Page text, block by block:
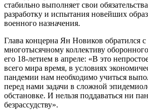
стабильно выполняет свои
разработку и испытания новейших
военного назначения.
Глава концерна Ян Новиков обратился
многотысячному коллективу
его 18-летием в апреле: «В это
всего мира время, в условиях
пандемии нам необходимо учиться
перед нами задачи в сложной
обстановке. И нельзя поддаваться ни
безрассудству».